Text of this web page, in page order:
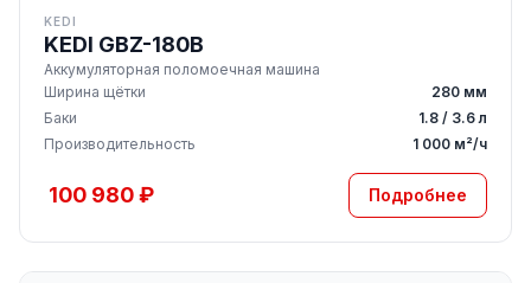
KEDI
KEDI GBZ-180B
Аккумуляторная поломоечная машина
Ширина щётки
280 мм
Баки
1.8 / 3.6 л
Производительность
1 000 м²/ч
100 980 ₽ Подробнее